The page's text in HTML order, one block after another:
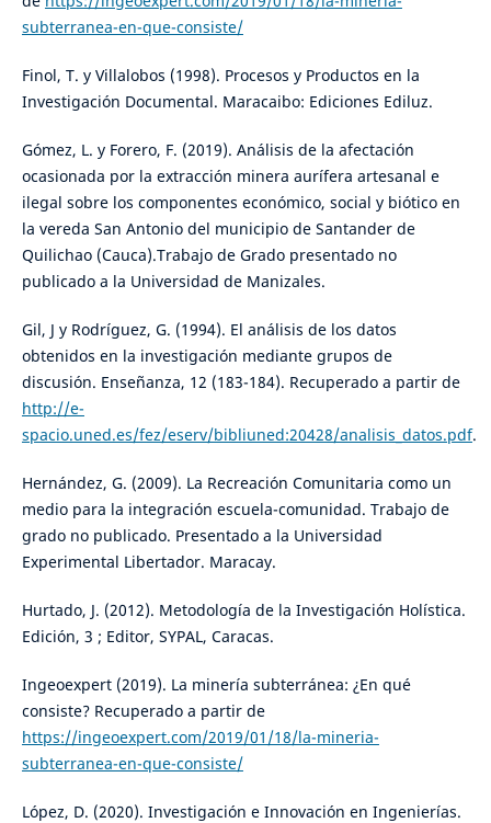
subterranea-en-que-consiste/
Finol, T. y Villalobos (1998). Procesos y Productos en la
Investigación Documental. Maracaibo: Ediciones Ediluz.
Gómez, L. y Forero, F. (2019). Análisis de la afectación
ocasionada por la extracción minera aurífera artesanal e
ilegal sobre los componentes económico, social y biótico en
la vereda San Antonio del municipio de Santander de
Quilichao (Cauca).Trabajo de Grado presentado no
publicado a la Universidad de Manizales.
Gil, J y Rodríguez, G. (1994). El análisis de los datos
obtenidos en la investigación mediante grupos de
discusión. Enseñanza, 12 (183-184). Recuperado a partir de
http://e-
spacio.uned.es/fez/eserv/bibliuned:20428/analisis_datos.pdf.
Hernández, G. (2009). La Recreación Comunitaria como un
medio para la integración escuela-comunidad. Trabajo de
grado no publicado. Presentado a la Universidad
Experimental Libertador. Maracay.
Hurtado, J. (2012). Metodología de la Investigación Holística.
Edición, 3 ; Editor, SYPAL, Caracas.
Ingeoexpert (2019). La minería subterránea: ¿En qué
consiste? Recuperado a partir de
https://ingeoexpert.com/2019/01/18/la-mineria-
subterranea-en-que-consiste/
López, D. (2020). Investigación e Innovación en Ingenierías.